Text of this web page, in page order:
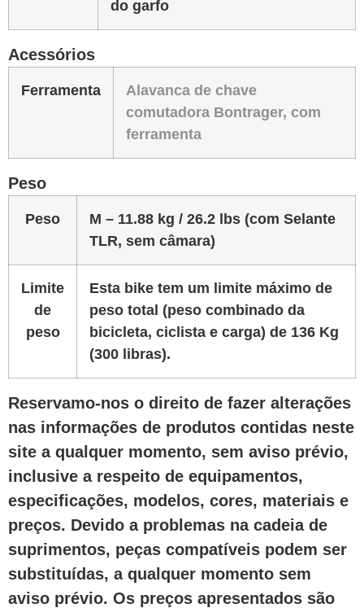
do garfo
Acessórios
Ferramenta
Alavanca de chave
comutadora Bontrager, com
ferramenta
Peso
Peso
M – 11.88 kg / 26.2 lbs (com Selante
TLR, sem câmara)
Limite
de
peso
Esta bike tem um limite máximo de
peso total (peso combinado da
bicicleta, ciclista e carga) de 136 Kg
(300 libras).
Reservamo-nos o direito de fazer alterações
nas informações de produtos contidas neste
site a qualquer momento, sem aviso prévio,
inclusive a respeito de equipamentos,
especificações, modelos, cores, materiais e
preços. Devido a problemas na cadeia de
suprimentos, peças compatíveis podem ser
substituídas, a qualquer momento sem
aviso prévio. Os preços apresentados são